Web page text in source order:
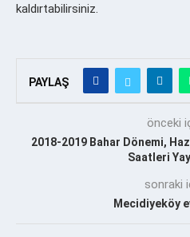
kaldırtabilirsiniz.
PAYLAŞ
önceki
2018-2019 Bahar Dönemi,
Saatleri
sonraki
Mecidiyeköy